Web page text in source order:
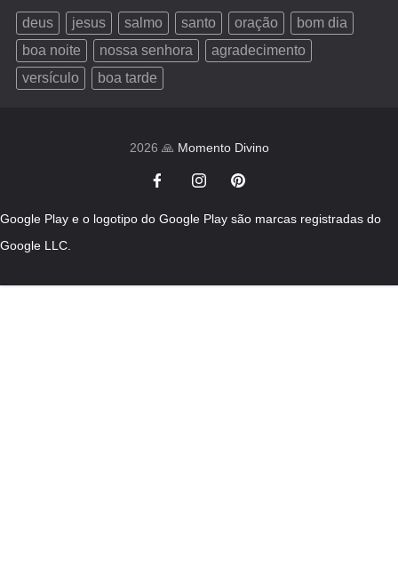
deus jesus salmo santo oração
bom dia
boa noite
nossa senhora
agradecimento
versículo
boa tarde
2026 🙏 Momento Divino
Google Play e o logotipo do Google Play são marcas registradas do
Google LLC.